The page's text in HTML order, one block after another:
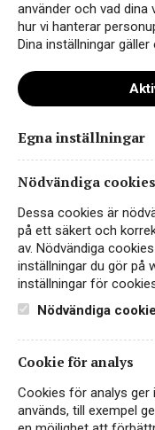
Maggio Doc
använder och vad dina
hur vi hanterar
Dina inställningar
Egna inställningar
Nödvändiga
Dessa cookies är
på ett säkert och
av. Nödvändiga
inställningar du gör på
inställningar för
Nödvändiga
Cookie för analys
Cookies för analys
används, till exempel